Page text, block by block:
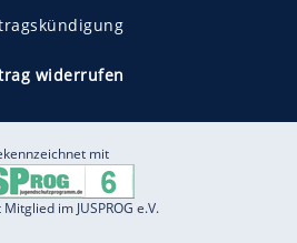
widerrufen
mit
im JUSPROG e.V.